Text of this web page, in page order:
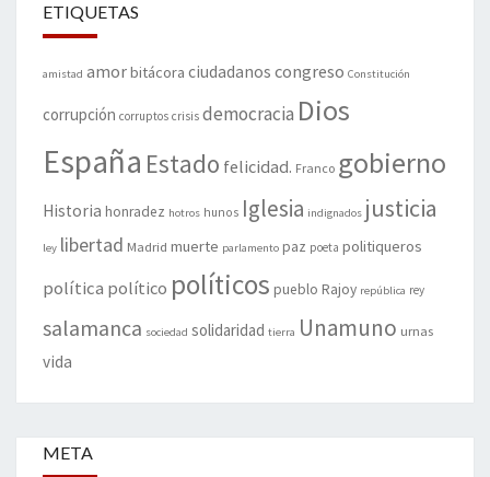
ETIQUETAS
amistad amorbitácora ciudadanos congreso Constitución
corrupción corruptos crisis democracia Dios
España Estado felicidad. Franco gobierno
Historia honradez hotros hunos Iglesia indignados justicia
ley libertad Madrid muerte parlamento paz poeta politiqueros
política político políticos pueblo Rajoy república rey
salamanca sociedad solidaridad tierra Unamuno urnas
vida
META